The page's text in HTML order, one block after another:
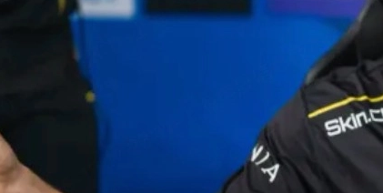
după începuturi ezitante în grupe, dar răspunsul lor
clare împotriva
server, cum au arătat marile vedete, ce înseamnă aceste
pentru experiența de joc a fanilor.
spre play-off
major după luni întregi de consistență la nivel înalt. În